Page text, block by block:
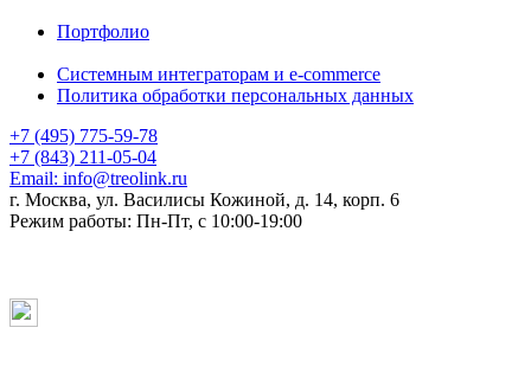
Портфолио
Системным интеграторам и e-commerce
Политика обработки персональных данных
+7 (495) 775-59-78
+7 (843) 211-05-04
Email: info@treolink.ru
г. Москва, ул. Василисы Кожиной, д. 14, корп. 6
Режим работы: Пн-Пт, с 10:00-19:00